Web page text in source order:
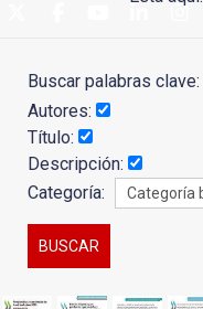
Buscar palabras clave:
Autores:
Título:
Descripción:
Categoría: